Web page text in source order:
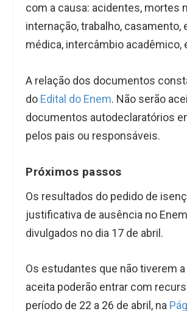
com a causa: acidentes, mortes
internação, trabalho, casamento,
médica, intercâmbio acadêmico,
A relação dos documentos
do Edital do Enem. Não serão
documentos autodeclaratórios
pelos pais ou responsáveis.
Próximos passos
Os resultados do pedido de
justificativa de ausência no
divulgados no dia 17 de abril.
Os estudantes que não tiverem
aceita poderão entrar com
período de 22 a 26 de abril, na